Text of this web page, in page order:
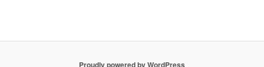
Proudly powered by WordPress